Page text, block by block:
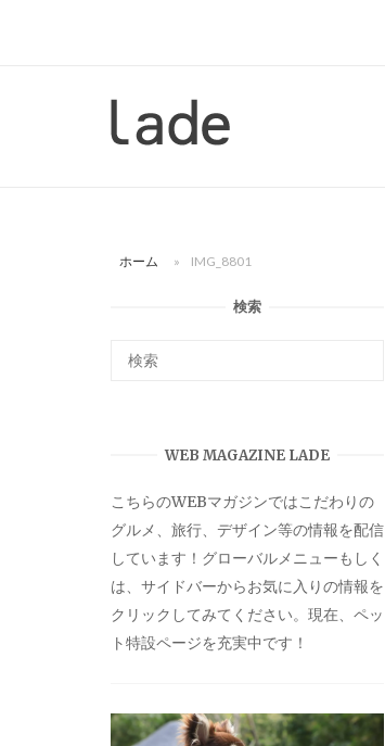
ー
ホーム » IMG_8801
検索
WEB MAGAZINE LADE
こちらのWEBマガジンではこだわりの
グルメ、旅行、デザイン等の情報を配信
しています！グローバルメニューもしく
は、サイドバーからお気に入りの情報を
クリックしてみてください。現在、ペッ
ト特設ページを充実中です！